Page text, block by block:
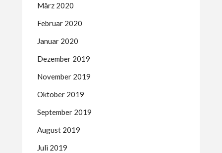
März 2020
Februar 2020
Januar 2020
Dezember 2019
November 2019
Oktober 2019
September 2019
August 2019
Juli 2019